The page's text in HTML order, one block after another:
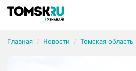
Главная Новости Томская область